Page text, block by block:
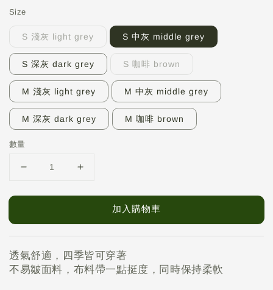
Size
S 淺灰 light grey S 中灰 middle grey
S 深灰 dark grey S 咖啡 brown
M 淺灰 light grey M 中灰 middle grey
M 深灰 dark grey M 咖啡 brown
數量
加入購物車
透氣舒適，四季皆可穿著
不易皺面料，布料帶一點挺度，同時保持柔軟